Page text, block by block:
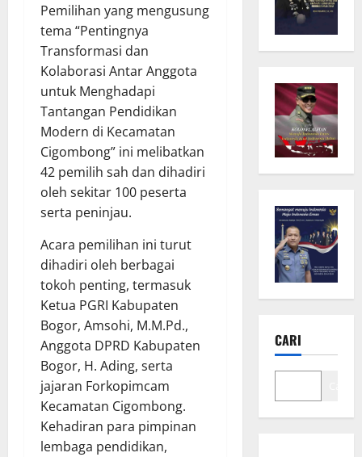
Pemilihan yang mengusung
tema “Pentingnya
Transformasi dan
Kolaborasi Antar Anggota
untuk Menghadapi
Tantangan Pendidikan
Modern di Kecamatan
Cigombong” ini melibatkan
42 pemilih sah dan dihadiri
oleh sekitar 100 peserta
serta peninjau.
Acara pemilihan ini turut
dihadiri oleh berbagai
tokoh penting, termasuk
Ketua PGRI Kabupaten
Bogor, Amsohi, M.M.Pd.,
Anggota DPRD Kabupaten
Bogor, H. Ading, serta
jajaran Forkopimcam
Kecamatan Cigombong.
Kehadiran para pimpinan
lembaga pendidikan,
CARI